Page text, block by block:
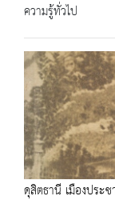
ความรู้ทั่วไป
ดุสิตธานี เมืองประ